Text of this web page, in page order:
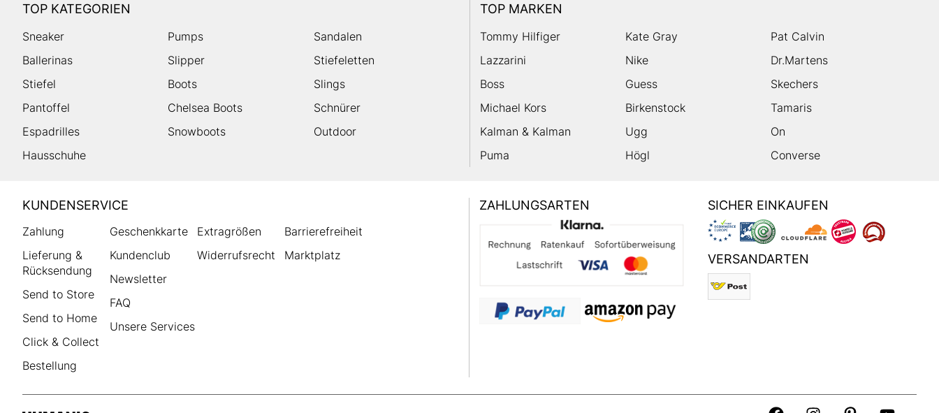
TOP KATEGORIEN
Sneaker Pumps
Sandalen
Ballerinas
Slipper
Stiefeletten
Stiefel
Boots
Slings
Pantoffel
Chelsea Boots
Schnürer
Espadrilles
Snowboots
Outdoor
Hausschuhe
TOP MARKEN
Tommy Hilfiger Kate Gray
Pat Calvin
Lazzarini
Nike
Dr.Martens
Boss
Guess
Skechers
Michael Kors
Birkenstock
Tamaris
Kalman & Kalman
Ugg
On
Puma
Högl Converse
HUMANIC
Footer
KUNDENSERVICE
Zahlung
Lieferung &
Rücksendung
Send to Store
Send to Home
Click & Collect
Bestellung
Geschenkkarte
Kundenclub
Newsletter
FAQ
Unsere Services
Extragrößen
Widerrufsrecht
Barrierefreiheit
Marktplatz
ZAHLUNGSARTEN SICHER EINKAUFEN
VERSANDARTEN